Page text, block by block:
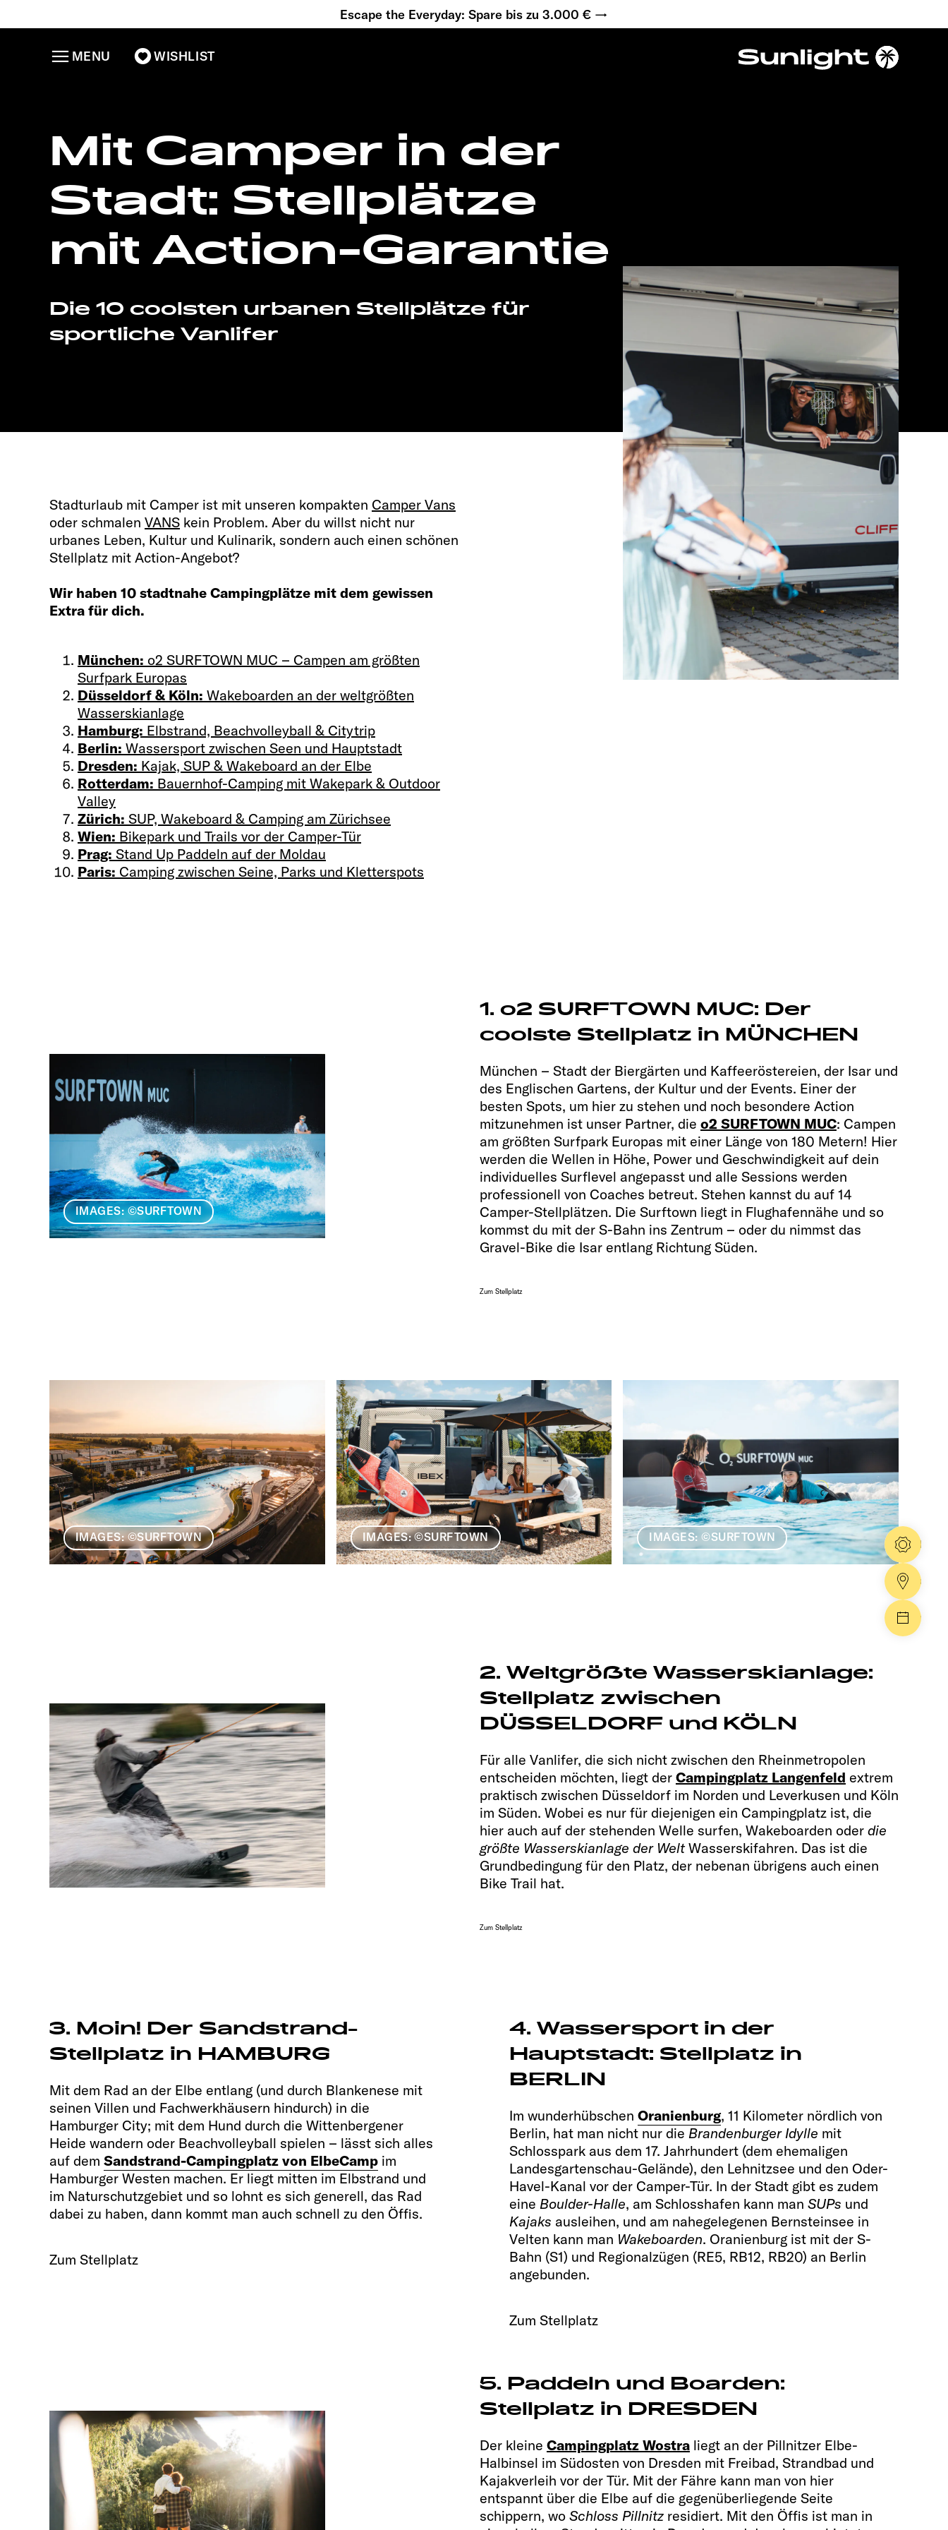
Escape the Everyday: Spare bis zu 3.000 € →
WISHLIST
MENU
Events
Mit Camper in der
Stadt: Stellplätze
mit Action-Garantie
Die 10 coolsten urbanen Stellplätze für
sportliche Vanlifer
Stadturlaub mit Camper ist mit unseren kompakten Camper Vans
oder schmalen VANS kein Problem. Aber du willst nicht nur
urbanes Leben, Kultur und Kulinarik, sondern auch einen schönen
Stellplatz mit Action-Angebot?
Wir haben 10 stadtnahe Campingplätze mit dem gewissen
Extra für dich.
München: o2 SURFTOWN MUC – Campen am größten
Surfpark Europas
Düsseldorf & Köln: Wakeboarden an der weltgrößten
Wasserskianlage
Hamburg: Elbstrand, Beachvolleyball & Citytrip
Berlin: Wassersport zwischen Seen und Hauptstadt
Dresden: Kajak, SUP & Wakeboard an der Elbe
Rotterdam: Bauernhof-Camping mit Wakepark & Outdoor
Valley
Zürich: SUP, Wakeboard & Camping am Zürichsee
Wien: Bikepark und Trails vor der Camper-Tür
Prag: Stand Up Paddeln auf der Moldau
Paris: Camping zwischen Seine, Parks und Kletterspots
IMAGES: ©SURFTOWN
1. o2 SURFTOWN MUC: Der
coolste Stellplatz in MÜNCHEN
München – Stadt der Biergärten und Kaffeeröstereien, der Isar und
des Englischen Gartens, der Kultur und der Events. Einer der
besten Spots, um hier zu stehen und noch besondere Action
mitzunehmen ist unser Partner, die o2 SURFTOWN MUC: Campen
am größten Surfpark Europas mit einer Länge von 180 Metern! Hier
werden die Wellen in Höhe, Power und Geschwindigkeit auf dein
individuelles Surflevel angepasst und alle Sessions werden
professionell von Coaches betreut. Stehen kannst du auf 14
Camper-Stellplätzen. Die Surftown liegt in Flughafennähe und so
kommst du mit der S-Bahn ins Zentrum – oder du nimmst das
Gravel-Bike die Isar entlang Richtung Süden.
Zum Stellplatz
IMAGES: ©SURFTOWN IMAGES: ©SURFTOWN IMAGES: ©SURFTOWN
2. Weltgrößte Wasserskianlage:
Stellplatz zwischen
DÜSSELDORF und KÖLN
Für alle Vanlifer, die sich nicht zwischen den Rheinmetropolen
entscheiden möchten, liegt der Campingplatz Langenfeld extrem
praktisch zwischen Düsseldorf im Norden und Leverkusen und Köln
im Süden. Wobei es nur für diejenigen ein Campingplatz ist, die
hier auch auf der stehenden Welle surfen, Wakeboarden oder die
größte Wasserskianlage der WeltWasserskifahren. Das ist die
Grundbedingung für den Platz, der nebenan übrigens auch einen
Bike Trail hat.
Zum Stellplatz
3. Moin! Der Sandstrand-
Stellplatz in HAMBURG
Mit dem Rad an der Elbe entlang (und durch Blankenese mit
seinen Villen und Fachwerkhäusern hindurch) in die
Hamburger City; mit dem Hund durch die Wittenbergener
Heide wandern oder Beachvolleyball spielen – lässt sich alles
auf dem Sandstrand-Campingplatz von ElbeCamp im
Hamburger Westen machen. Er liegt mitten im Elbstrand und
im Naturschutzgebiet und so lohnt es sich generell, das Rad
dabei zu haben, dann kommt man auch schnell zu den Öffis.
Zum Stellplatz
4. Wassersport in der
Hauptstadt: Stellplatz in
BERLIN
Im wunderhübschenOranienburg, 11 Kilometer nördlich von
Berlin, hat man nicht nur die Brandenburger Idylle mit
Schlosspark aus dem 17. Jahrhundert (dem ehemaligen
Landesgartenschau-Gelände), den Lehnitzsee und den Oder-
Havel-Kanal vor der Camper-Tür. In der Stadt gibt es zudem
eine Boulder-Halle, am Schlosshafen kann manSUPs und
Kajaks ausleihen, und am nahegelegenen Bernsteinsee in
Velten kann man Wakeboarden. Oranienburg ist mit der S-
Bahn (S1) und Regionalzügen (RE5, RB12, RB20) an Berlin
angebunden.
Zum Stellplatz
5. Paddeln und Boarden:
Stellplatz in DRESDEN
Der kleine Campingplatz Wostraliegt an der Pillnitzer Elbe-
Halbinsel im Südosten von Dresden mit Freibad, Strandbad und
Kajakverleih vor der Tür. Mit der Fähre kann man von hier
entspannt über die Elbe auf die gegenüberliegende Seite
schippern, wo Schloss Pillnitzresidiert. Mit den Öffis ist man in